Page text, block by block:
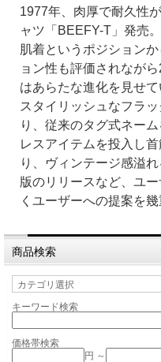
1977年、肉厚で耐久性
ャツ「BEEFY-T」発売。
肌着というポジション
ョン性も評価されなが
はあらたな進化を見せて
スタイリッシュなフラ
り、従来のタグ式ネー
レスアイテムを投入し
り、ヴィンテージ感溢
版のリリースなど、ユ
くユーザーへの提案を
商品検索
キーワード検索
価格帯検索
円 ～